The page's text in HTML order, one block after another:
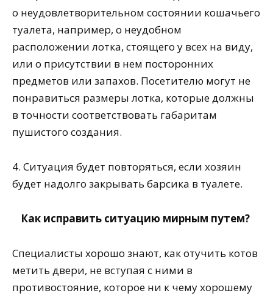
о неудовлетворительном состоянии кошачьего
туалета, например, о неудобном
расположении лотка, стоящего у всех на виду,
или о присутствии в нем посторонних
предметов или запахов. Посетителю могут не
понравиться размеры лотка, которые должны
в точности соответствовать габаритам
пушистого создания.
4. Ситуация будет повторяться, если хозяин
будет надолго закрывать барсика в туалете.
Как исправить ситуацию мирным путем?
Специалисты хорошо знают, как отучить котов
метить двери, не вступая с ними в
противостояние, которое ни к чему хорошему